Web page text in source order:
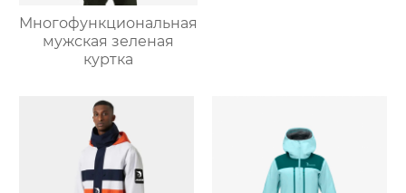
Многофункциональная
мужская зеленая
куртка